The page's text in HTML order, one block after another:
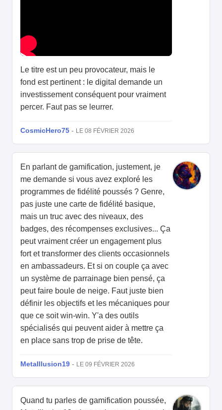
Le titre est un peu provocateur, mais le
fond est pertinent : le digital demande un
investissement conséquent pour vraiment
percer. Faut pas se leurrer.
CosmicHero75 - LE 08 FÉVRIER 2026
En parlant de gamification, justement, je
me demande si vous avez exploré les
programmes de fidélité poussés ? Genre,
pas juste une carte de fidélité basique,
mais un truc avec des niveaux, des
badges, des récompenses exclusives... Ça
peut vraiment créer un engagement plus
fort et transformer des clients occasionnels
en ambassadeurs. Et si on couple ça avec
un système de parrainage bien pensé, ça
peut faire boule de neige. Faut juste bien
définir les objectifs et les mécaniques pour
que ce soit win-win. Y'a des outils
spécialisés qui peuvent aider à mettre ça
en place sans trop de prise de tête.
MetaIllusion19 - LE 09 FÉVRIER 2026
Quand tu parles de gamification poussée,